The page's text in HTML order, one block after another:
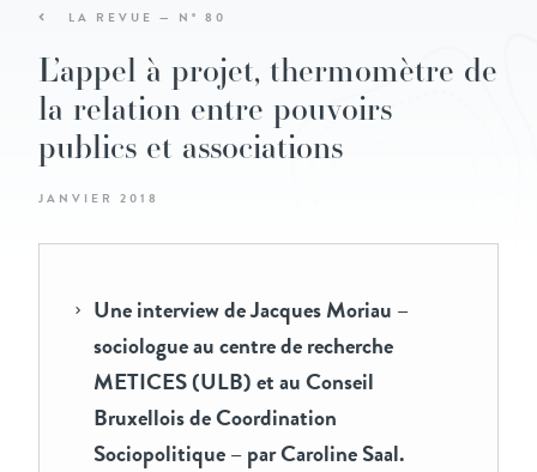
LA REVUE — N° 80
L’appel à projet, thermomètre de
la relation entre pouvoirs
publics et associations
JANVIER 2018
Une interview de Jacques Moriau –
sociologue au centre de recherche
METICES (ULB) et au Conseil
Bruxellois de Coordination
Sociopolitique – par Caroline Saal.